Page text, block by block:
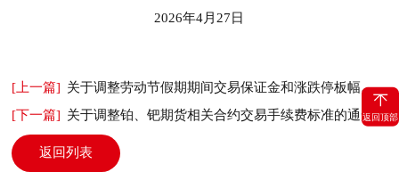
2026年4月27日
[上一篇] 关于调整劳动节假期期间交易保证金和涨跌停板幅度的通知
[下一篇] 关于调整铂、钯期货相关合约交易手续费标准的通知
返回列表
返回顶部